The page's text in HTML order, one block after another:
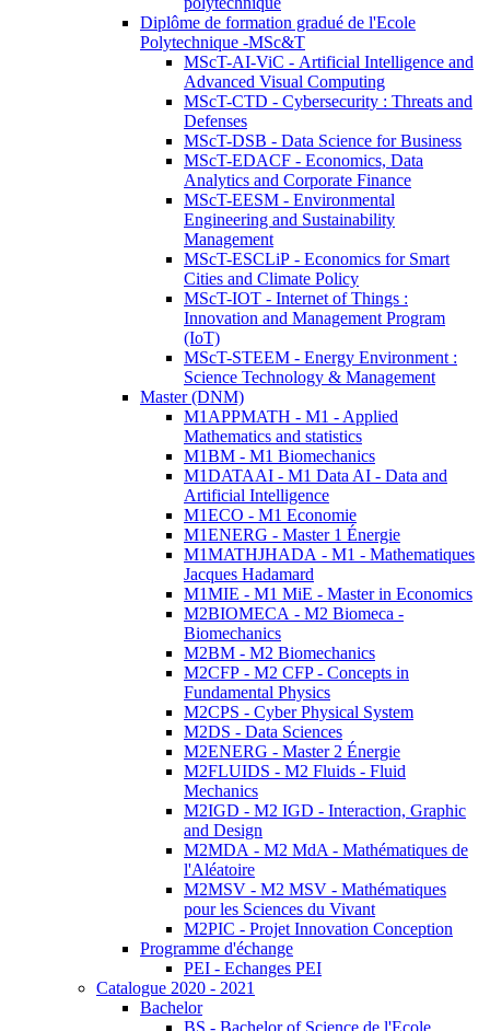
Diplôme de formation gradué de l'Ecole
Polytechnique -MSc&T
MScT-AI-ViC - Artificial Intelligence and
Advanced Visual Computing
MScT-CTD - Cybersecurity : Threats and
Defenses
MScT-DSB - Data Science for Business
MScT-EDACF - Economics, Data
Analytics and Corporate Finance
MScT-EESM - Environmental
Engineering and Sustainability
Management
MScT-ESCLiP - Economics for Smart
Cities and Climate Policy
MScT-IOT - Internet of Things :
Innovation and Management Program
(IoT)
MScT-STEEM - Energy Environment :
Science Technology & Management
Master (DNM)
M1APPMATH - M1 - Applied
Mathematics and statistics
M1BM - M1 Biomechanics
M1DATAAI - M1 Data AI - Data and
Artificial Intelligence
M1ECO - M1 Economie
M1ENERG - Master 1 Énergie
M1MATHJHADA - M1 - Mathematiques
Jacques Hadamard
M1MIE - M1 MiE - Master in Economics
M2BIOMECA - M2 Biomeca -
Biomechanics
M2BM - M2 Biomechanics
M2CFP - M2 CFP - Concepts in
Fundamental Physics
M2CPS - Cyber Physical System
M2DS - Data Sciences
M2ENERG - Master 2 Énergie
M2FLUIDS - M2 Fluids - Fluid
Mechanics
M2IGD - M2 IGD - Interaction, Graphic
and Design
M2MDA - M2 MdA - Mathématiques de
l'Aléatoire
M2MSV - M2 MSV - Mathématiques
pour les Sciences du Vivant
M2PIC - Projet Innovation Conception
Programme d'échange
PEI - Echanges PEI
Catalogue 2020 - 2021
Bachelor
BS - Bachelor of Science de l'Ecole